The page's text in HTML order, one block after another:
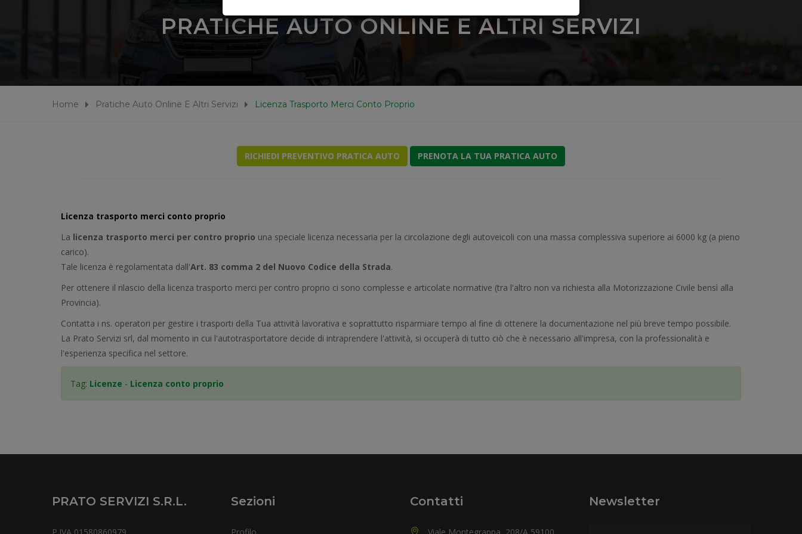
PRATICHE AUTO ONLINE E ALTRI SERVIZI
Home Pratiche Auto Online E Altri Servizi Licenza Trasporto Merci Conto Proprio
RICHIEDI PREVENTIVO PRATICA AUTO PRENOTA LA TUA PRATICA AUTO
Licenza trasporto merci conto proprio
La licenza trasporto merci per contro proprio una speciale licenza necessaria per la circolazione degli autoveicoli con una massa complessiva superiore ai 6000 kg (a pieno
carico).
Tale licenza è regolamentata dall'Art. 83 comma 2 del Nuovo Codice della Strada.
Per ottenere il rilascio della licenza trasporto merci per contro proprio ci sono complesse e articolate normative (tra l'altro non va richiesta alla Motorizzazione Civile bensì alla
Provincia).
Contatta i ns. operatori per gestire i trasporti della Tua attività lavorativa e soprattutto risparmiare tempo al fine di ottenere la documentazione nel più breve tempo possibile.
La Prato Servizi srl, dal momento in cui l'autotrasportatore decide di intraprendere l'attività, si occuperà di tutto ciò che è necessario all'impresa, con la professionalità e
l'esperienza specifica nel settore.
Tag: Licenze - Licenza conto proprio
PRATO SERVIZI S.r.l. Sezioni Contatti Newsletter